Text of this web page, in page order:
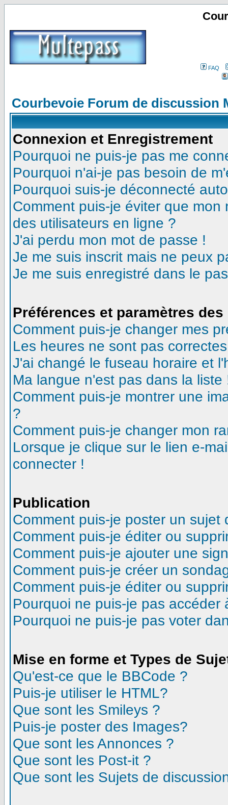
FAQ
Courbevoie Forum de discussion
Connexion et Enregistrement
Pourquoi ne puis-je pas me
Pourquoi n'ai-je pas besoin de
Pourquoi suis-je déconnecté
Comment puis-je éviter que
des utilisateurs en ligne ?
J'ai perdu mon mot de passe !
Je me suis inscrit mais ne peux
Je me suis enregistré dans le
Préférences et paramètres
Comment puis-je changer mes
Les heures ne sont pas
J'ai changé le fuseau horaire et
Ma langue n'est pas dans la liste
Comment puis-je montrer une
?
Comment puis-je changer mon
Lorsque je clique sur le lien e-
connecter !
Publication
Comment puis-je poster un sujet
Comment puis-je éditer ou
Comment puis-je ajouter une
Comment puis-je créer un
Comment puis-je éditer ou
Pourquoi ne puis-je pas accéder
Pourquoi ne puis-je pas voter
Mise en forme et Types de
Qu'est-ce que le BBCode ?
Puis-je utiliser le HTML?
Que sont les Smileys ?
Puis-je poster des Images?
Que sont les Annonces ?
Que sont les Post-it ?
Que sont les Sujets de